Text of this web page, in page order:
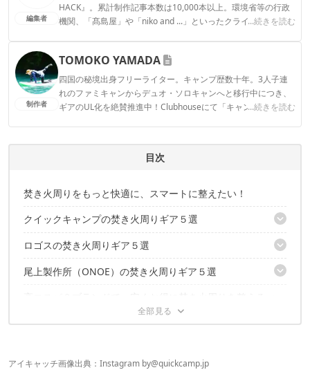
編集者
HACK』。累計制作記事本数は10,000本以上。環境省等の行政
機関、「髙島屋」や「niko and ...」といったクライアントとの
...続きを読む
CAMP HACK編集部のプロフィール
制作者
TOMOKO YAMADA
四国の秘境出身フリーライター。キャンプ歴数十年。3人子連
れのファミキャンからデュオ・ソロキャンへと移行中につき、
ギアのUL化を絶賛推進中！Clubhouseにて「キャンパーさんよ
...続きを読む
TOMOKO YAMADAのプロフィール
目次
焚き火周りをもっと快適に、スマートに整えたい！
クイックキャンプの焚き火周りギア５選
①焚火陣幕 焔 -homura-（ホムラ）：8,960円〜
②ONOE×クイックキャンプ「ファイアスタンド」：5,980円
③ONOE×クイックキャンプ「アイアンメッシュテーブル」：
④ONOE×クイックキャンプ 薪ラック：5,280円〜
ロゴスの焚き火周りギア５選
①アイアン2WAYトライポッド：3,900円
③アイアンたき火テーブル：5,940円
④TAKIBI de JINMAKU-BA：10,890円
尾上製作所（ONOE）の焚き火周りギア５選
②マルチハンガー：7,920円
⑤マルチファイアテーブル用サイドボードパーツ：3,080円
アイキャッチ画像出典：Instagram by@quickcamp.jp